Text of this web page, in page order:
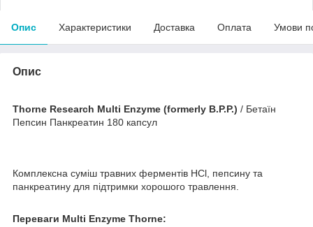
Опис Характеристики Доставка Оплата Умови
Опис
Thorne Research Multi Enzyme (formerly B.P.P.) / Бетаїн
Пепсин Панкреатин 180 капсул
Комплексна суміш травних ферментів HCl, пепсину та
панкреатину для підтримки хорошого травлення.
Переваги Multi Enzyme Thorne: